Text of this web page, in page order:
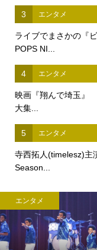
3 エンタメ
ライブでまさかの『
POPS NI...
4 エンタメ
映画『翔んで埼玉』
大集...
5 エンタメ
寺西拓人(timelesz)
Season...
エンタメ